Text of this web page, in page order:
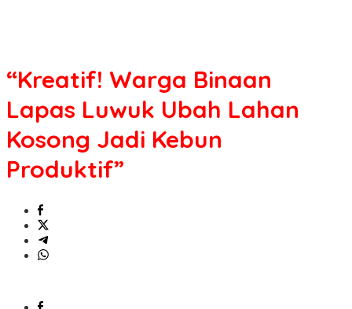
“Kreatif! Warga Binaan
Lapas Luwuk Ubah Lahan
Kosong Jadi Kebun
Produktif”